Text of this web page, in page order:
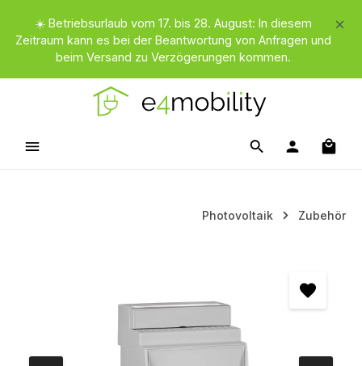
Zum Hauptinhalt springen
☀️ Betriebsurlaub vom 17. bis 28. August: In diesem
Zeitraum kann es bei der Beantwortung von Anfragen und
beim Versand zu Verzögerungen kommen.
Photovoltaik Zubehör